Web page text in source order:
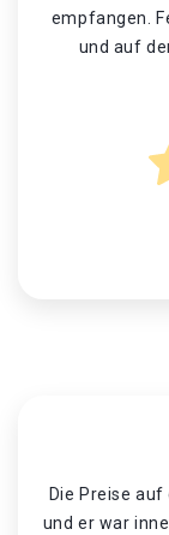
empfangen.
und auf
Die Preise
und er war